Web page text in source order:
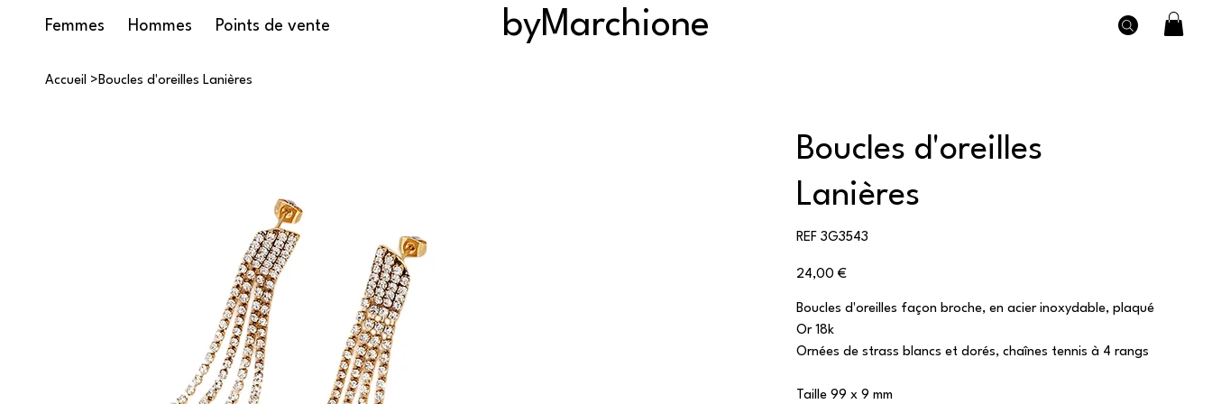
Femmes Hommes Points de vente byMarchione
Accueil > Boucles d'oreilles Lanières
Boucles d'oreilles
Lanières
REF
SKU
3G3543
3G3543
Prix
24,00 €
Boucles d'oreilles façon broche, en acier inoxydable, plaqué
Or 18k
Ornées de strass blancs et dorés, chaînes tennis à 4 rangs
Taille 99 x 9 mm